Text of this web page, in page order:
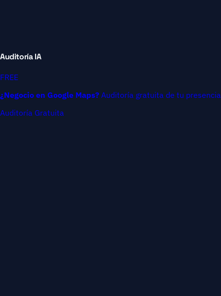
Auditoría IA
FREE
¿Negocio en Google Maps? Auditoría gratuita de tu
Auditoría Gratuita